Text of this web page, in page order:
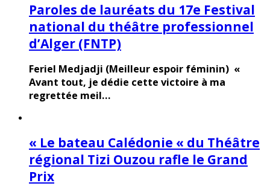
Paroles de lauréats du 17e Festival
national du théâtre professionnel
d’Alger (FNTP)
Feriel Medjadji (Meilleur espoir féminin) «
Avant tout, je dédie cette victoire à ma
regrettée meil…
« Le bateau Calédonie « du Théâtre
régional Tizi Ouzou rafle le Grand
Prix